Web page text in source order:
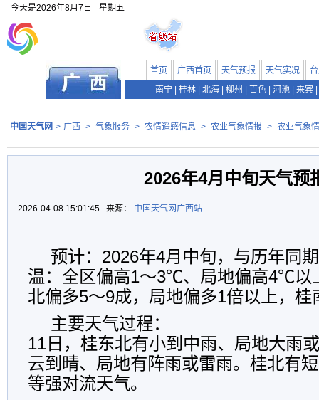
今天是2026年8月7日 星期五
首页 广西首页 天气预报 天气实况
南宁
桂林 北海 柳州 百色 河池 来宾
中国天气网 > 广西 > 气象服务 > 农情遥感信息 > 农业气象情报 > 农业气象
2026年4月中旬天气预
2026-04-08 15:01:45 来源： 中国天气网广西站
预计：2026年4月中旬，与历年同
温：全区偏高1～3℃、局地偏高4℃以
北偏多5～9成，局地偏多1倍以上，桂
主要天气过程：
11日，桂东北有小到中雨、局地大雨
云到晴、局地有阵雨或雷雨。桂北有
等强对流天气。